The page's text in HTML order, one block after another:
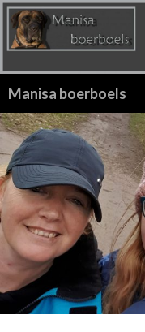
Manisa boerboels
NAAR
INHOUD